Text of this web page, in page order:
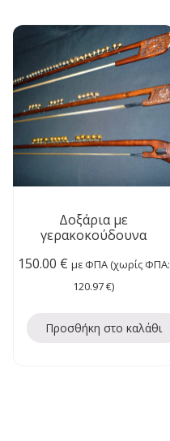
Δοξάρια με
γερακοκούδουνα
150.00 € με ΦΠΑ (χωρίς ΦΠΑ:
120.97€)
Προσθήκη στο καλάθι